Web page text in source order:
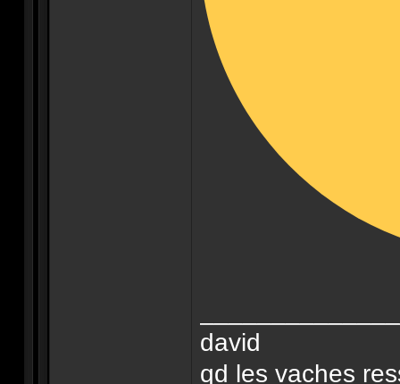
david
qd les vaches